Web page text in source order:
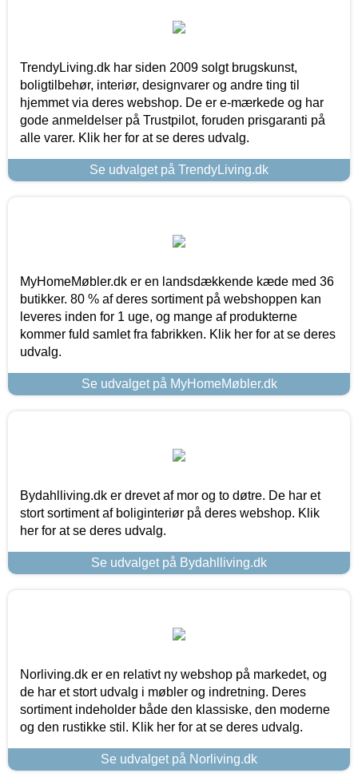
TrendyLiving.dk har siden 2009 solgt brugskunst,
boligtilbehør, interiør, designvarer og andre ting til
hjemmet via deres webshop. De er e-mærkede og har
gode anmeldelser på Trustpilot, foruden prisgaranti på
alle varer. Klik her for at se deres udvalg.
Se udvalget på TrendyLiving.dk
MyHomeMøbler.dk er en landsdækkende kæde med 36
butikker. 80 % af deres sortiment på webshoppen kan
leveres inden for 1 uge, og mange af produkterne
kommer fuld samlet fra fabrikken. Klik her for at se deres
udvalg.
Se udvalget på MyHomeMøbler.dk
Bydahlliving.dk er drevet af mor og to døtre. De har et
stort sortiment af boliginteriør på deres webshop. Klik
her for at se deres udvalg.
Se udvalget på Bydahlliving.dk
Norliving.dk er en relativt ny webshop på markedet, og
de har et stort udvalg i møbler og indretning. Deres
sortiment indeholder både den klassiske, den moderne
og den rustikke stil. Klik her for at se deres udvalg.
Se udvalget på Norliving.dk